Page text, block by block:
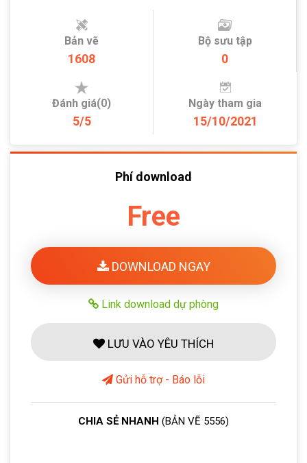
Bản vẽ
1608
Bộ sưu tập
0
Đánh giá(0)
5/5
Ngày tham gia
15/10/2021
Phí download
Free
DOWNLOAD NGAY
Link download dự phòng
LƯU VÀO YÊU THÍCH
Gửi hỗ trợ - Báo lỗi
CHIA SẺ NHANH (BẢN VẼ 5556)